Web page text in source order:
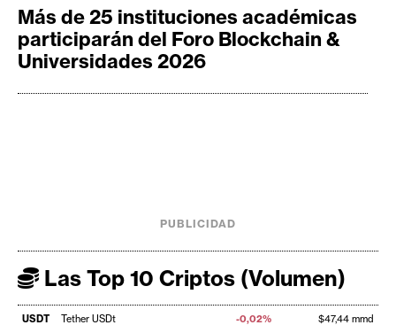
Más de 25 instituciones académicas
participarán del Foro Blockchain &
Universidades 2026
PUBLICIDAD
Las Top 10 Criptos (Volumen)
USDT Tether USDt -0,02% $47,44 mmd